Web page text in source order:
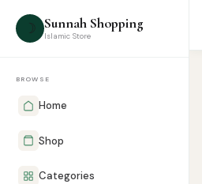
☽ Sunnah Shopping
Islamic Store
BROWSE
Home
Shop
Categories